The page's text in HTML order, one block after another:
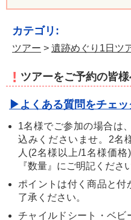
カテゴリ:
ツアー > 遺跡めぐり1日ツ
! ツアーをご予約の皆
▶よくある質問をチェッ
1名様でご参加の場合は
込みくださいませ。2名
人(2名様以上/1名様価
『数量』にご明記くださ
ポイントは付く商品と付
了承ください。
チャイルドシート・ベビ